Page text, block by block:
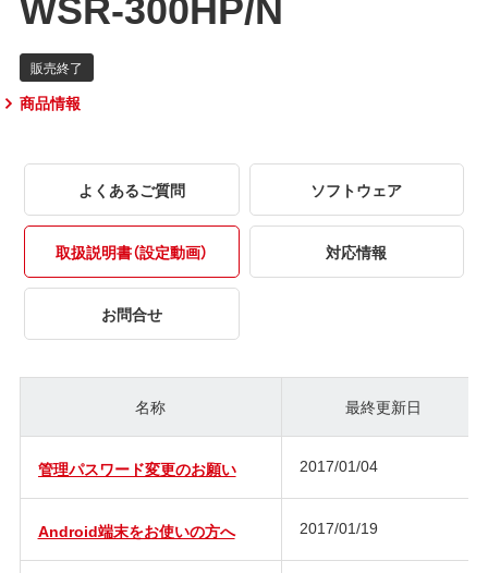
商品情報
よくあるご質問 ソフトウェア
取扱説明書（設定動画） 対応情報
お問合せ
名称 最終更新日
管理パスワード変更のお願い 2017/01/04
Android端末をお使いの方へ 2017/01/19